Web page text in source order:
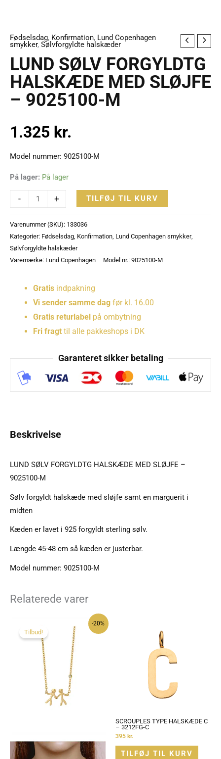
Fødselsdag, Konfirmation, Lund Copenhagen
smykker, Sølvforgyldte halskæder
LUND SØLV FORGYLDTG
HALSKÆDE MED SLØJFE
– 9025100-M
1.325 kr.
Model nummer: 9025100-M
På lager: På lager
-
LUND
FORGYLDTG
HALSKÆDE
SLØJFE
9025100-
antal
+ TILFØJ TIL KURV
Varenummer (SKU): 133036
Kategorier: Fødselsdag Konfirmation Lund Copenhagen smykker,
Sølvforgyldte halskæder
Varemærke: Lund Copenhagen Model nr.: 9025100-M
Gratis indpakning
Vi sender samme dag før kl. 16.00
Gratis returlabel på ombytning
Fri fragt til alle pakkeshops i DK
Garanteret sikker betaling
Beskrivelse
LUND SØLV FORGYLDTG HALSKÆDE MED SLØJFE –
9025100-M
Sølv forgyldt halskæde med sløjfe samt en marguerit i
midten
Kæden er lavet i 925 forgyldt sterling sølv.
Længde 45-48 cm så kæden er justerbar.
Model nummer: 9025100-M
Relaterede varer
-20%
Tilbud!
SCROUPLES TYPE HALSKÆDE C
– 3212FG-C
395 kr.
TILFØJ TIL KURV